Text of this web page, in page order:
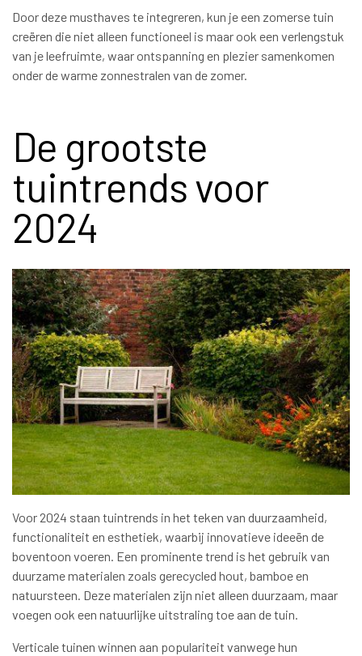
Door deze musthaves te integreren, kun je een zomerse tuin
creëren die niet alleen functioneel is maar ook een verlengstuk
van je leefruimte, waar ontspanning en plezier samenkomen
onder de warme zonnestralen van de zomer.
De grootste
tuintrends voor
2024
Voor 2024 staan tuintrends in het teken van duurzaamheid,
functionaliteit en esthetiek, waarbij innovatieve ideeën de
boventoon voeren. Een prominente trend is het gebruik van
duurzame materialen zoals gerecycled hout, bamboe en
natuursteen. Deze materialen zijn niet alleen duurzaam, maar
voegen ook een natuurlijke uitstraling toe aan de tuin.
Verticale tuinen winnen aan populariteit vanwege hun